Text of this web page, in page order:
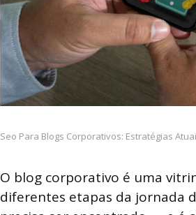
Seo Para Blogs Corporativos: Estratégias
O blog corporativo é uma
diferentes etapas da jornada